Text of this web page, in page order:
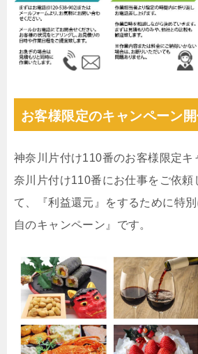
お客様限定のキャンペーン開
神奈川片付け110番のお客様限定キ
奈川片付け110番にお仕事をご依頼
て、『利益還元』をするために特
自のキャンペーン』です。